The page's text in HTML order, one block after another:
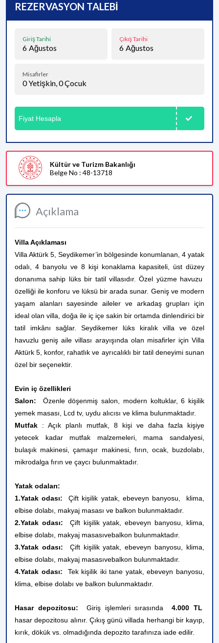
Açıklama
Villa Açıklaması
Villa Aktürk 5, Seydikemer’in bölgesinde konumlanan, 4 yatak
odalı, 4 banyolu ve 8 kişi konaklama kapasiteli, üst düzey
donanıma sahip lüks bir tatil villasıdır. Özel yüzme havuzu
özelliği ile konforu ve lüksü bir arada sunar. Geniş ve modern
yaşam alanları sayesinde aileler ve arkadaş grupları için
ideal olan villa, doğa ile iç içe sakin bir ortamda dinlendirici bir
tatil imkânı sağlar. Seydikemer lüks kiralık villa ve özel
havuzlu geniş aile villası arayışında olan misafirler için Villa
Aktürk 5, konfor, rahatlık ve ayrıcalıklı bir tatil deneyimi sunan
özel bir seçenektir.
Evin iç özellikleri
Salon: Özenle döşenmiş salon, modern koltuklar, 6 kişilik
yemek masası, Lcd tv, uydu alıcısı ve klima bulunmaktadır.
Mutfak : Açık planlı mutfak, 8 kişi ve daha fazla kişiye
yetecek kadar mutfak malzemeleri, mama sandalyesi,
bulaşık makinesi, çamaşır makinesi, fırın, ocak, buzdolabı,
mikrodalga fırın ve çaycı bulunmaktadır.
Yatak odaları:
1.Yatak odası:
Çift kişilik yatak, ebeveyn banyosu, klima,
elbise dolabı, makyaj masası ve balkon bulunmaktadır.
2.Yatak odası:
Çift kişilik yatak, ebeveyn banyosu, klima,
elbise dolabı, makyaj masasıvebalkon bulunmaktadır.
3.Yatak odası:
Çift kişilik yatak, ebeveyn banyosu, klima,
elbise dolabı, makyaj masasıvebalkon bulunmaktadır.
4.Yatak odası:
Tek kişilik iki tane yatak, ebeveyn banyosu,
klima, elbise dolabı ve balkon bulunmaktadır.
Hasar depozitosu: Giriş işlemleri sırasında
4.000 TL
hasar depozitosu alınır. Çıkış günü villada herhangi bir kayıp,
kırık, dökük vs. olmadığında depozito tarafınıza iade edilir.
REZERVASYON TALEBİ
Giriş Tarihi
6 Ağustos
Çıkış Tarihi
6 Ağustos
Misafirler
0Yetişkin,0Çocuk
Fiyat Hesapla
Kültür ve Turizm Bakanlığı
Belge No : 48-13718